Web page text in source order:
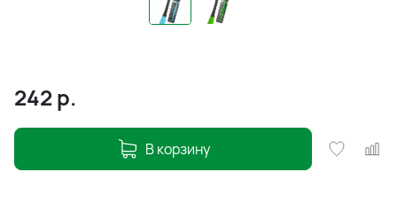
242 р.
В корзину